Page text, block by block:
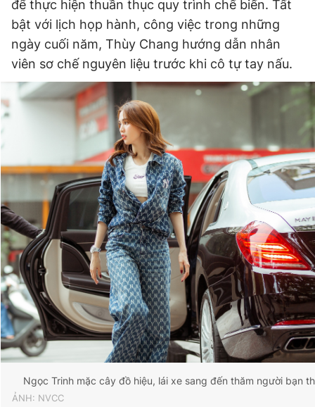
Đặt báo Quảng cáo RSS Tòa soạn Chính sách bảo
Tổng biên tập: Nguyễn Ngọc Toàn
Phó tổng biên tập thường trực: Hải Thành
Phó tổng biên tập: Lâm Hiếu Dũng
Phó tổng biên tập: Trần Việt Hưng
Tổng thư ký tòa soạn: Đức Trung
Giấy phép xuất bản số 110/GP - BTTTT cấp ngày 24.3.2020
© 2003-2026 Bản quyền thuộc về Báo Thanh Niên. Cấm sao
chép dưới mọi hình thức nếu không có sự chấp thuận bằng văn
bản. Phát triển bởi ePi Technologies, JSC.
để thực hiện thuần thục quy trình chế biến. Tất
bật với lịch họp hành, công việc trong những
ngày cuối năm, Thùy Chang hướng dẫn nhân
viên sơ chế nguyên liệu trước khi cô tự tay nấu.
Ngọc Trinh mặc cây đồ hiệu, lái xe sang đến thăm người bạn
ẢNH: NVCC